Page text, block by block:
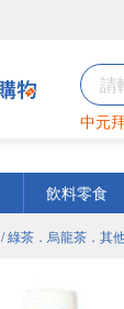
中元
飲料零食
/ 綠茶．烏龍茶．其